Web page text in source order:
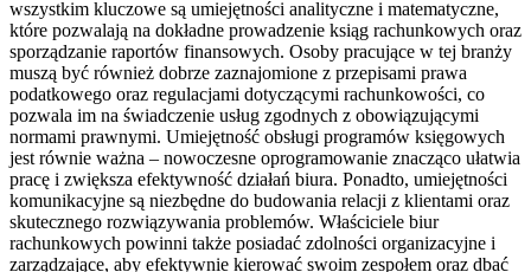
wszystkim kluczowe są umiejętności analityczne i matematyczne,
które pozwalają na dokładne prowadzenie ksiąg rachunkowych oraz
sporządzanie raportów finansowych. Osoby pracujące w tej branży
muszą być również dobrze zaznajomione z przepisami prawa
podatkowego oraz regulacjami dotyczącymi rachunkowości, co
pozwala im na świadczenie usług zgodnych z obowiązującymi
normami prawnymi. Umiejętność obsługi programów księgowych
jest równie ważna – nowoczesne oprogramowanie znacząco ułatwia
pracę i zwiększa efektywność działań biura. Ponadto, umiejętności
komunikacyjne są niezbędne do budowania relacji z klientami oraz
skutecznego rozwiązywania problemów. Właściciele biur
rachunkowych powinni także posiadać zdolności organizacyjne i
zarządzające, aby efektywnie kierować swoim zespołem oraz dbać